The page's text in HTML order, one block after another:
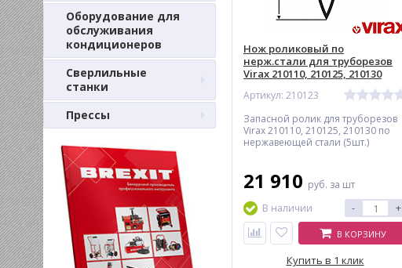
Оборудование для
обслуживания
кондиционеров
Сверлильные
станки
Прессы
Нож роликовый по
нерж.стали для труборезов
Virax 210110, 210125, 210130
Артикул: 210123
Запасной ролик для труборезов
Virax 210110, 210125, 210130 по
нержавеющей стали (5шт.)
21 910 руб. за шт
В наличии
- +
В КОРЗИНУ
Купить в 1 клик